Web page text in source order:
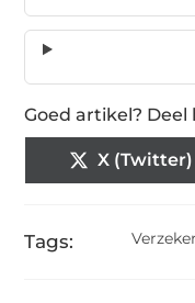
Goed artikel? Deel
X (Twitter)
Tags: